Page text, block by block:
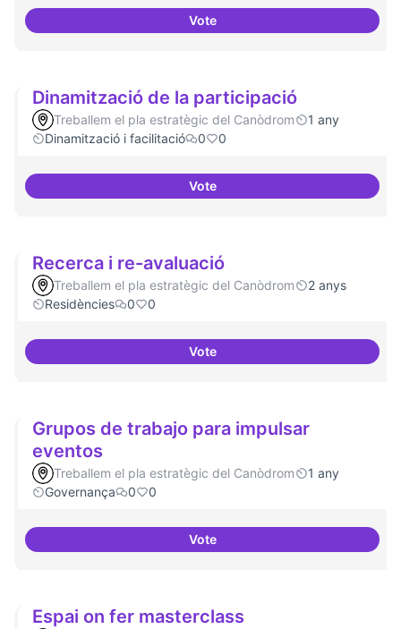
VoteEspai grades democràtiques
Dinamització de la participació
Treballem el pla estratègic del Canòdrom
1 any
Dinamització i facilitació
0 0
VoteDinamització de la participació
Recerca i re-avaluació
Treballem el pla estratègic del Canòdrom
2 anys
Residències
0 0
VoteRecerca i re-avaluació
Grupos de trabajo para impulsar
eventos
Treballem el pla estratègic del Canòdrom
1 any
Governança
0 0
VoteGrupos de trabajo para
Espai on fer masterclass